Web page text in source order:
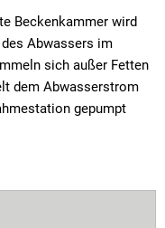
Beckenkammer wird
Abwassers im
sich außer Fetten
dem Abwasserstrom
gepumpt